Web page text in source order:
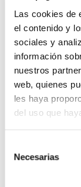
Las cookies de
el contenido y
sociales y
información
nuestros
web, quienes
les haya
del uso que
Necesarias
PRECIO